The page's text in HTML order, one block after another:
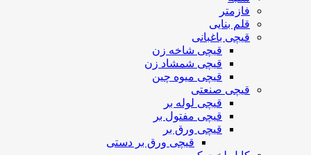
فازمتر
قلم بنایی
قیچی باغبانی
قیچی شاخه زن
قیچی شمشاد زن
قیچی میوه چین
قیچی صنعتی
قیچی لوله بر
قیچی مفتول بر
قیچی ورق بر
قیچی ورق بر دستی